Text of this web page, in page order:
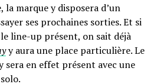
la marque y disposera d’un
ses prochaines sorties. Et si
line-up présent, on sait déjà
y aura une place particulière. Le
en effet présent avec une